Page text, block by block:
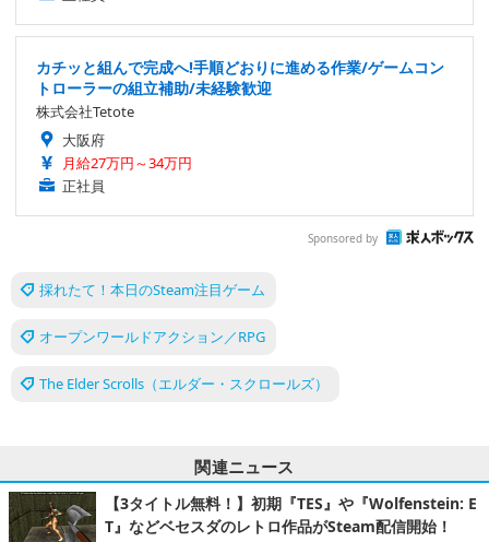
カチッと組んで完成へ!手順どおりに進める作業/ゲームコン
トローラーの組立補助/未経験歓迎
株式会社Tetote
大阪府
月給27万円～34万円
正社員
Sponsored by
採れたて！本日のSteam注目ゲーム
オープンワールドアクション／RPG
The Elder Scrolls（エルダー・スクロールズ）
関連ニュース
【3タイトル無料！】初期『TES』や『Wolfenstein: E
T』などベセスダのレトロ作品がSteam配信開始！